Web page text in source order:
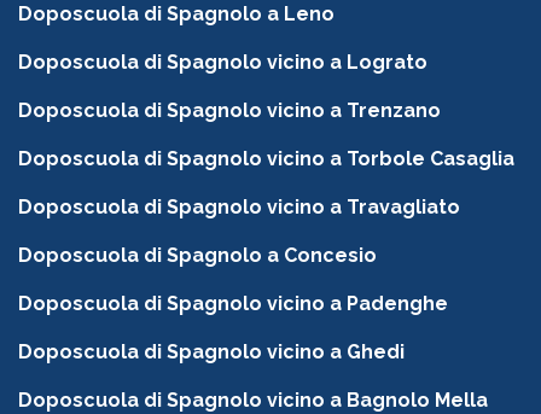
Doposcuola di Spagnolo a Leno
Doposcuola di Spagnolo vicino a Lograto
Doposcuola di Spagnolo vicino a Trenzano
Doposcuola di Spagnolo vicino a Torbole Casaglia
Doposcuola di Spagnolo vicino a Travagliato
Doposcuola di Spagnolo a Concesio
Doposcuola di Spagnolo vicino a Padenghe
Doposcuola di Spagnolo vicino a Ghedi
Doposcuola di Spagnolo vicino a Bagnolo Mella